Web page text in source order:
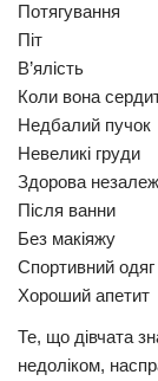
Рецепти
Привітання
Здоров’я
Події
Кримінал
Трагедії
Суспільство
Потягування
Піт
В’ялість
Коли вона
Недбалий пучок
Невеликі груди
Здорова
Після ванни
Без макіяжу
Спортивний одяг
Хороший апетит
Те, що дівчата
недоліком,